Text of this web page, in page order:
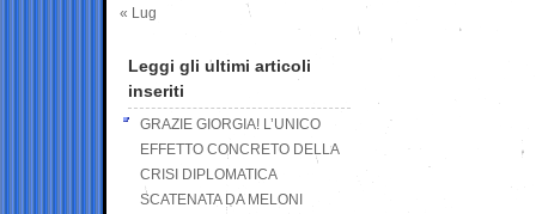
« Lug
Leggi gli ultimi articoli
inseriti
GRAZIE GIORGIA! L’UNICO
EFFETTO CONCRETO DELLA
CRISI DIPLOMATICA
SCATENATA DA MELONI